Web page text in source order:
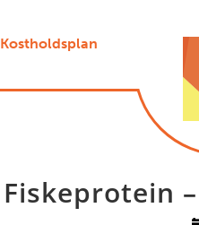
Kostholdsplan
Fiskeprotein